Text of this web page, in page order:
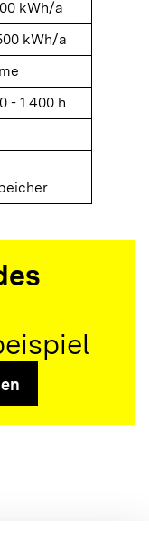
kWh/a
kWh/a
- 1.400 h